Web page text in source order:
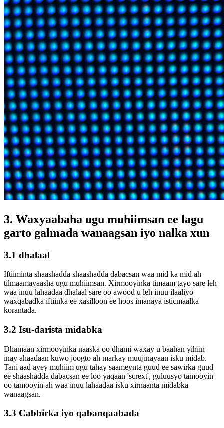
3. Waxyaabaha ugu muhiimsan ee lagu
garto galmada wanaagsan iyo nalka xun
3.1 dhalaal
Iftiiminta shaashadda shaashadda dabacsan waa mid ka mid ah
tilmaamayaasha ugu muhiimsan. Xirmooyinka timaam tayo sare leh
waa inuu lahaadaa dhalaal sare oo awood u leh inuu ilaaliyo
waxqabadka iftiinka ee xasilloon ee hoos imanaya isticmaalka
korantada.
3.2 Isu-darista midabka
Dhamaan xirmooyinka naaska oo dhami waxay u baahan yihiin
inay ahaadaan kuwo joogto ah markay muujinayaan isku midab.
Tani aad ayey muhiim ugu tahay saameynta guud ee sawirka guud
ee shaashadda dabacsan ee loo yaqaan 'scrext', guluusyo tamooyin
oo tamooyin ah waa inuu lahaadaa isku xirnaanta midabka
wanaagsan.
3.3 Cabbirka iyo qabanqaabada